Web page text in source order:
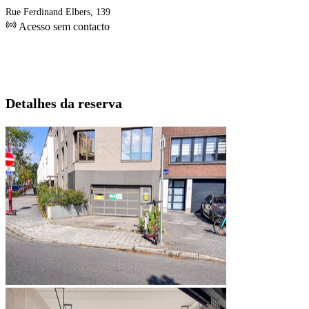
Rue Ferdinand Elbers, 139
Acesso sem contacto
Detalhes da reserva